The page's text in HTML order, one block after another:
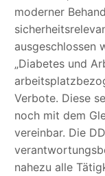
moderner
ausgeschlossen
„Diabetes und
Verbote. Diese
noch mit dem
vereinbar. Die
nahezu alle